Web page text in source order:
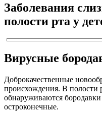
Заболевания
полости рта у
Вирусные
Доброкачественные
происхождения. В полости
обнаруживаются
остроконечные.